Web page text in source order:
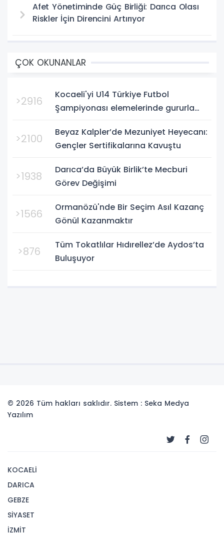
Afet Yönetiminde Güç Birliği: Darıca Olası
Riskler İçin Direncini Artırıyor
ÇOK OKUNANLAR
>2916
Kocaeli'yi U14 Türkiye Futbol
Şampiyonası elemelerinde gururla
Bursa'da oynanan yarı final...
>2100
Beyaz Kalpler’de Mezuniyet Heyecanı:
Gençler Sertifikalarına Kavuştu
>1938
Darıca’da Büyük Birlik’te Mecburi
Görev Değişimi
>1566
Ormanözü'nde Bir Seçim Asıl Kazanç
Gönül Kazanmaktır
>876
Tüm Tokatlılar Hıdırellez’de Aydos’ta
Buluşuyor
© 2026 Tüm hakları saklıdır. Sistem : Seka Medya
Yazılım
KOCAELİ
DARICA
GEBZE
SİYASET
İZMİT